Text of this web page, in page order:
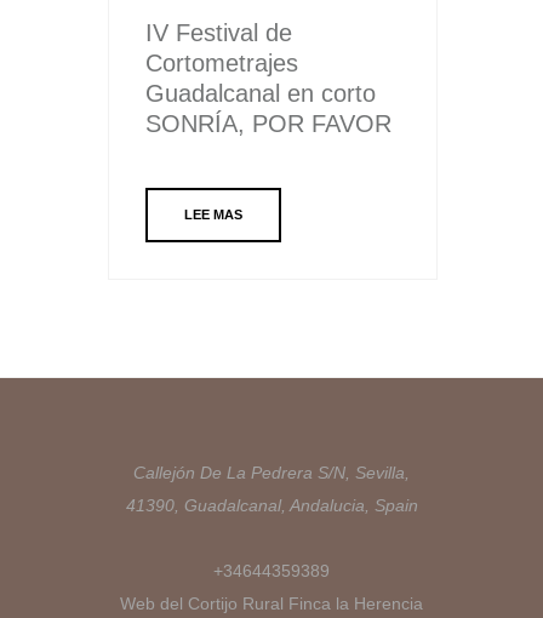
IV Festival de
Cortometrajes
Guadalcanal en corto
SONRÍA, POR FAVOR
LEE MAS
Callejón De La Pedrera S/N, Sevilla,
41390, Guadalcanal, Andalucia, Spain
+34644359389
Web del Cortijo Rural Finca la Herencia